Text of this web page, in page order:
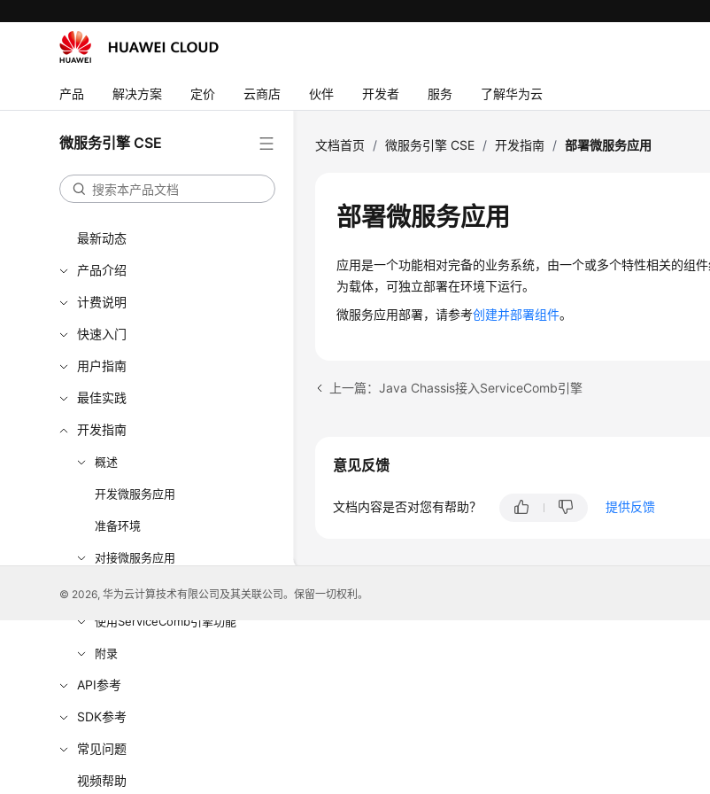
产品 解决方案 定价 云商店 伙伴 开发者 服务 了解华为云
微服务引擎 CSE
最新动态
产品介绍
计费说明
快速入门
用户指南
最佳实践
开发指南
概述
开发微服务应用
准备环境
对接微服务应用
部署微服务应用
使用ServiceComb引擎功能
附录
API参考
SDK参考
常见问题
视频帮助
文档首页 / 微服务引擎 CSE / 开发指南 / 部署微服务应用
部署微服务应用
应用是一个功能相对完备的业务系统，由一个或多个特性相关的组
为载体，可独立部署在环境下运行。
微服务应用部署，请参考创建并部署组件。
上一篇：Java Chassis接入ServiceComb引擎
意见反馈
文档内容是否对您有帮助？ 提供反馈
© 2026, 华为云计算技术有限公司及其关联公司。保留一切权利。